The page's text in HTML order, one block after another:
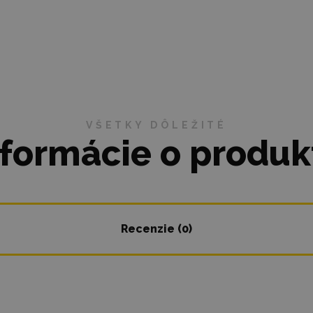
VŠETKY DÔLEŽITÉ
o
Recenzie (0)